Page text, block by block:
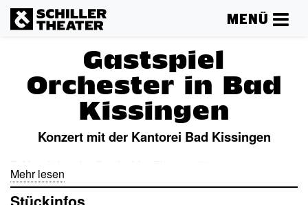
MENÜ
Gastspiel
Orchester in Bad
Kissingen
Konzert mit der Kantorei Bad Kissingen
Mehr lesen